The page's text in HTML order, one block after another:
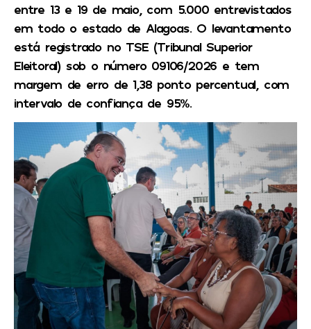
entre 13 e 19 de maio, com 5.000 entrevistados
em todo o estado de Alagoas. O levantamento
está registrado no TSE (Tribunal Superior
Eleitoral) sob o número 09106/2026 e tem
margem de erro de 1,38 ponto percentual, com
intervalo de confiança de 95%.